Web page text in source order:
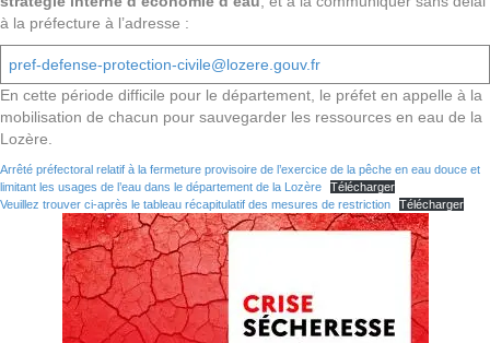
à la préfecture à l’adresse :
pref-defense-protection-civile@lozere.gouv.fr
En cette période difficile pour le département, le préfet en appelle à la
mobilisation de chacun pour sauvegarder les ressources en eau de la
Lozère.
Arrêté préfectoral relatif à la fermeture provisoire de l’exercice de la pêche en eau douce et
limitant les usages de l’eau dans le département de la Lozère
Télécharger
Veuillez trouver ci-après le tableau récapitulatif des mesures de restriction
Télécharger